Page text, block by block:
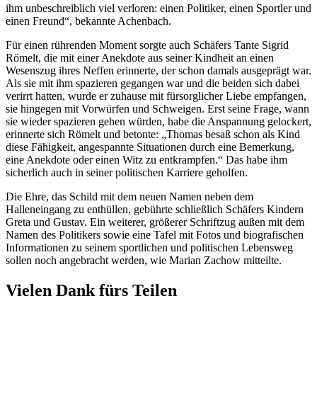
ihm unbeschreiblich viel verloren: einen Politiker, einen Sportler und
einen Freund“, bekannte Achenbach.
Für einen rührenden Moment sorgte auch Schäfers Tante Sigrid
Römelt, die mit einer Anekdote aus seiner Kindheit an einen
Wesenszug ihres Neffen erinnerte, der schon damals ausgeprägt war.
Als sie mit ihm spazieren gegangen war und die beiden sich dabei
verirrt hatten, wurde er zuhause mit fürsorglicher Liebe empfangen,
sie hingegen mit Vorwürfen und Schweigen. Erst seine Frage, wann
sie wieder spazieren gehen würden, habe die Anspannung gelockert,
erinnerte sich Römelt und betonte: „Thomas besaß schon als Kind
diese Fähigkeit, angespannte Situationen durch eine Bemerkung,
eine Anekdote oder einen Witz zu entkrampfen.“ Das habe ihm
sicherlich auch in seiner politischen Karriere geholfen.
Die Ehre, das Schild mit dem neuen Namen neben dem
Halleneingang zu enthüllen, gebührte schließlich Schäfers Kindern
Greta und Gustav. Ein weiterer, größerer Schriftzug außen mit dem
Namen des Politikers sowie eine Tafel mit Fotos und biografischen
Informationen zu seinem sportlichen und politischen Lebensweg
sollen noch angebracht werden, wie Marian Zachow mitteilte.
Vielen Dank fürs Teilen